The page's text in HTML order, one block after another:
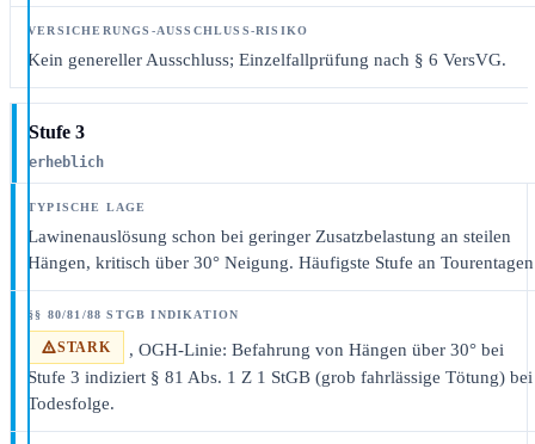
Kein genereller Ausschluss; Einzelfallprüfung nach § 6 VersVG.
Stufe 3
erheblich
Lawinenauslösung schon bei geringer Zusatzbelastung an steilen
Hängen, kritisch über 30° Neigung. Häufigste Stufe an
STARK
, OGH-Linie: Befahrung von Hängen über 30° bei
Stufe 3 indiziert § 81 Abs. 1 Z 1 StGB (grob fahrlässige Tötung) bei
Todesfolge.